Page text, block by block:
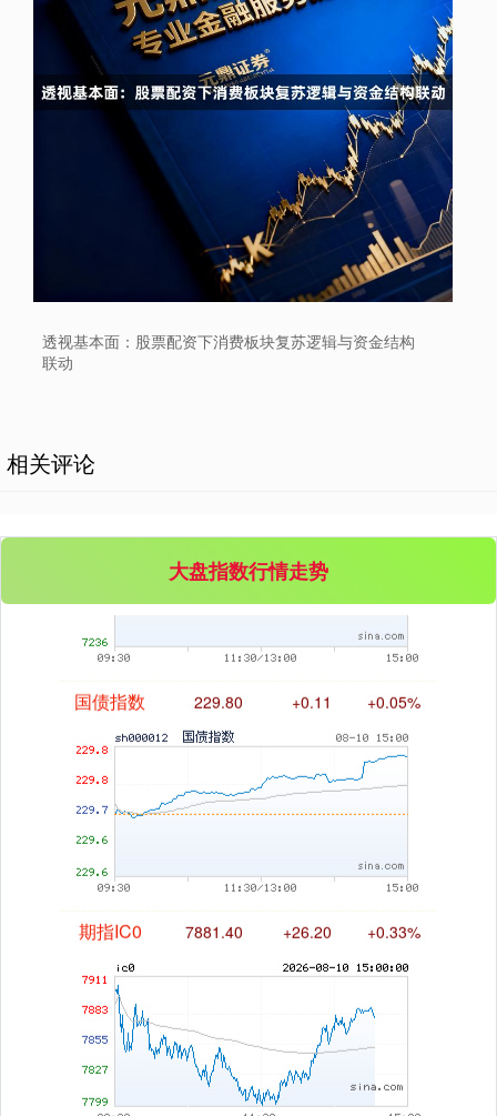
透视基本面：股票配资下消费板块复苏逻辑与资金结构
联动
相关评论
大盘指数行情走势
北证50 1122.88 -11.37 -1.00%
创业板指 3537.21 -25.90 -0.73%
基金指数 7247.38 +5.28 +0.07%
国债指数 +0.05%
期指IC0